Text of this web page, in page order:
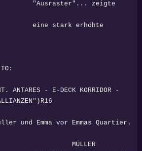
zeigte
erhöhte
- E-DECK KORRIDOR -
vor Emmas Quartier.